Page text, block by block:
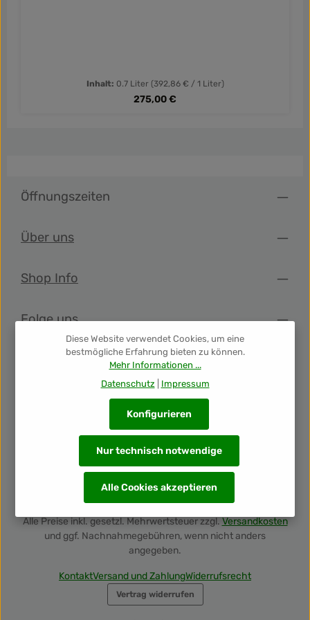
Inhalt: 0.7 Liter (392,86 € / 1 Liter)
Regulärer Preis:
275,00 €
Öffnungszeiten
Über uns
Shop Info
Folge uns
Newsletter
Unsere Auszeichnungen
Alle Preise inkl. gesetzl. Mehrwertsteuer zzgl. Versandkosten
und ggf. Nachnahmegebühren, wenn nicht anders
angegeben.
KontaktVersand und ZahlungWiderrufsrecht
Vertrag widerrufen
Diese Website verwendet Cookies, um eine
bestmögliche Erfahrung bieten zu können.
Mehr Informationen ...
Datenschutz| Impressum
Nur technisch notwendige
Konfigurieren
Alle Cookies akzeptieren